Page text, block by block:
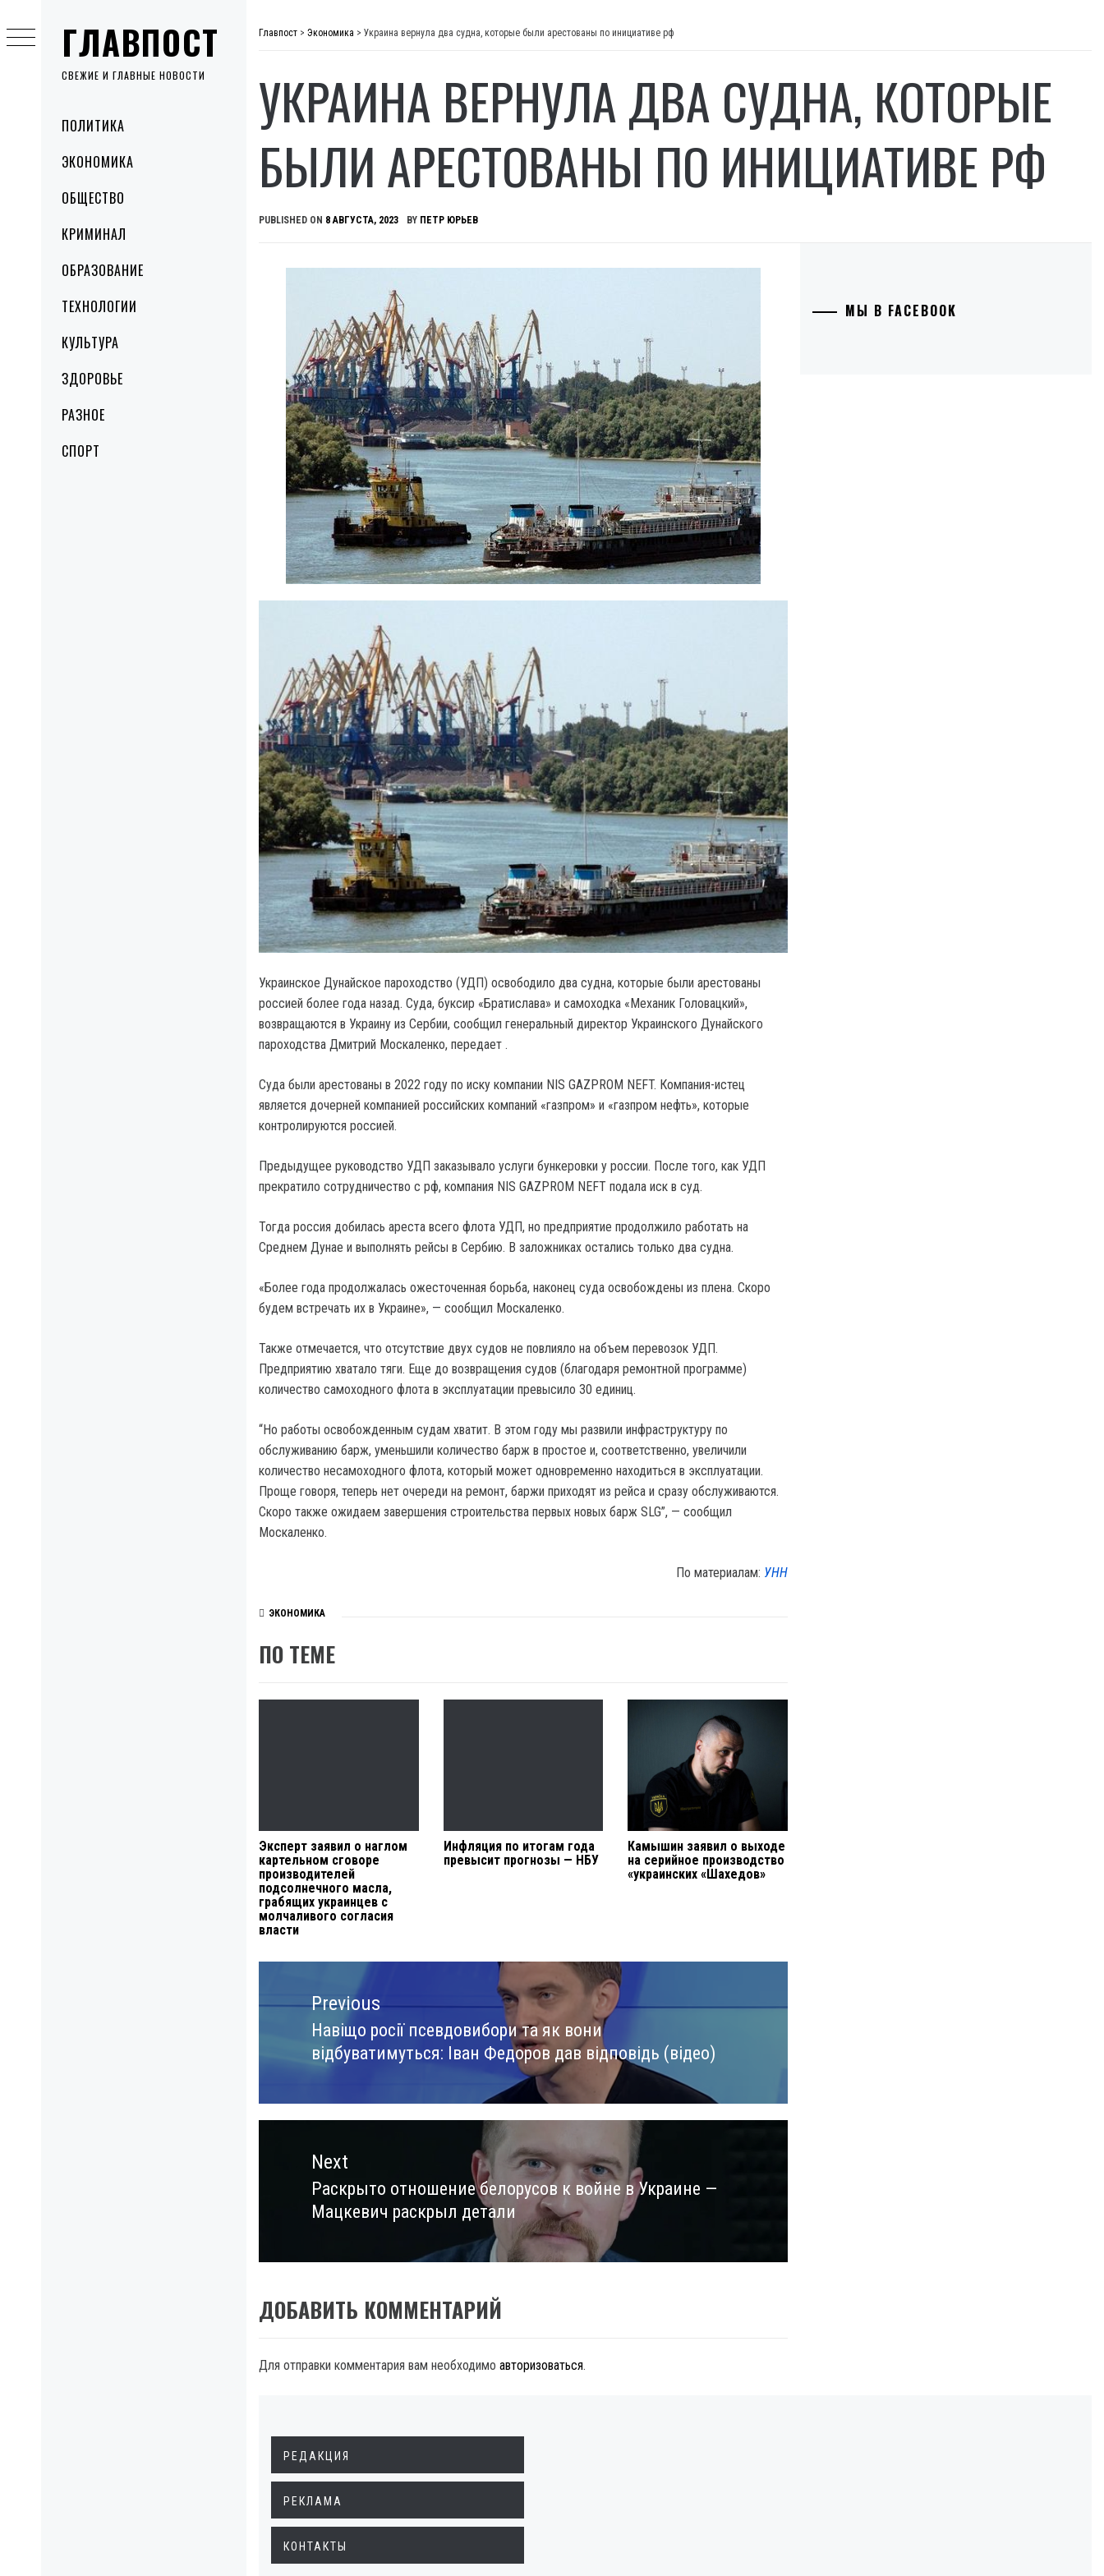
ГЛАВПОСТ
СВЕЖИЕ И ГЛАВНЫЕ НОВОСТИ
MenuПОЛИТИКА
ЭКОНОМИКА
ОБЩЕСТВО
КРИМИНАЛ
ОБРАЗОВАНИЕ
ТЕХНОЛОГИИ
КУЛЬТУРА
ЗДОРОВЬЕ
РАЗНОЕ
СПОРТ
to
content
Главпост > Экономика > Украина вернула два судна, которые были арестованы по инициативе рф
УКРАИНА ВЕРНУЛА ДВА СУДНА, КОТОРЫЕ
БЫЛИ АРЕСТОВАНЫ ПО ИНИЦИАТИВЕ РФ
PUBLISHED ON 8 АВГУСТА, 2023 BY ПЕТР ЮРЬЕВ
Украинское Дунайское пароходство (УДП) освободило два судна, которые были арестованы
россией более года назад. Суда, буксир «Братислава» и самоходка «Механик Головацкий»,
возвращаются в Украину из Сербии, сообщил генеральный директор Украинского Дунайского
пароходства Дмитрий Москаленко, передает .
Суда были арестованы в 2022 году по иску компании NIS GAZPROM NEFT. Компания-истец
является дочерней компанией российских компаний «газпром» и «газпром нефть», которые
контролируются россией.
Предыдущее руководство УДП заказывало услуги бункеровки у россии. После того, как УДП
прекратило сотрудничество с рф, компания NIS GAZPROM NEFT подала иск в суд.
Тогда россия добилась ареста всего флота УДП, но предприятие продолжило работать на
Среднем Дунае и выполнять рейсы в Сербию. В заложниках остались только два судна.
«Более года продолжалась ожесточенная борьба, наконец суда освобождены из плена. Скоро
будем встречать их в Украине», — сообщил Москаленко.
Также отмечается, что отсутствие двух судов не повлияло на объем перевозок УДП.
Предприятию хватало тяги. Еще до возвращения судов (благодаря ремонтной программе)
количество самоходного флота в эксплуатации превысило 30 единиц.
“Но работы освобожденным судам хватит. В этом году мы развили инфраструктуру по
обслуживанию барж, уменьшили количество барж в простое и, соответственно, увеличили
количество несамоходного флота, который может одновременно находиться в эксплуатации.
Проще говоря, теперь нет очереди на ремонт, баржи приходят из рейса и сразу обслуживаются.
Скоро также ожидаем завершения строительства первых новых барж SLG”, — сообщил
Москаленко.
По материалам: УНН
ЭКОНОМИКА
ПО ТЕМЕ
Эксперт заявил о наглом
картельном сговоре
производителей
подсолнечного масла,
грабящих украинцев с
молчаливого согласия
власти
Инфляция по итогам года
превысит прогнозы — НБУ
Камышин заявил о выходе
на серийное производство
«украинских «Шахедов»
Навигация
записямPrevious
Previous
post:
Навіщо росії псевдовибори та як вони
відбуватимуться: Іван Федоров дав відповідь (відео)
Next
Next
post:
Раскрыто отношение белорусов к войне в Украине —
Мацкевич раскрыл детали
ДОБАВИТЬ КОММЕНТАРИЙ
Для отправки комментария вам необходимо авторизоваться.
МЫ В FACEBOOK
РЕДАКЦИЯ
РЕКЛАМА
КОНТАКТЫ